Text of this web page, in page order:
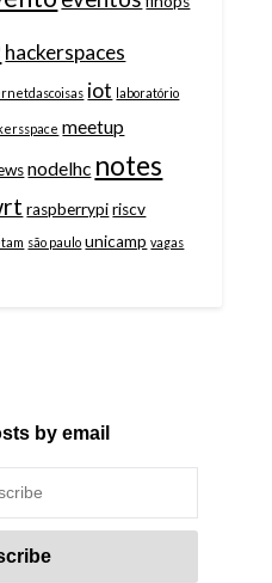
hackerspaces
iot laboratório
meetup
nodelhc notes
raspberrypi riscv
são paulo unicamp vagas
by email